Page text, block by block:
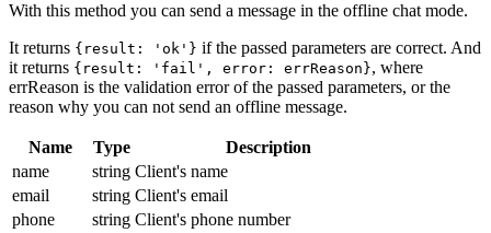
With this method you can send a message in the offline chat mode.
It returns {result: 'ok'} if the passed parameters are correct. And
it returns {result: 'fail', error: errReason}, where
errReason is the validation error of the passed parameters, or the
reason why you can not send an offline message.
Name Type
Description
name
string Client's name
email
string Client's email
phone
string Client's phone number